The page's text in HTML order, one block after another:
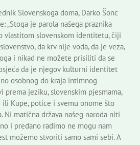
Slovenskoga doma, Darko Šonc
„Stoga je parola našega praznika
vlastitom slovenskom identitetu, čiji
da krv nije voda, da je veza,
i nikad ne možete prisiliti da se
da je njegov kulturni identitet
osobnog do kraja intimnog
jeziku, slovenskim pjesmama,
Kupe, potice i svemu onome što
Ni matična država našeg naroda niti
i predano radimo ne mogu nam
možemo stvoriti samo sami sebi. A